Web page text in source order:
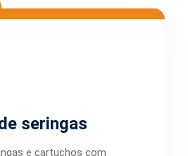
seringas
e cartuchos com